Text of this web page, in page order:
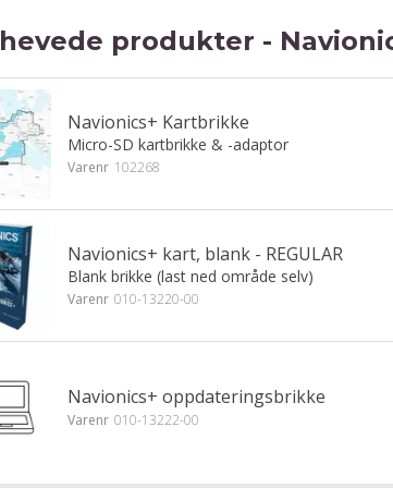
produkter -
Navionics+ Kartbrikke
Micro-SD kartbrikke & -adaptor
Varenr 102268
Navionics+ kart, blank - REGULAR
Blank brikke (last ned område selv)
Varenr 010-13220-00
Navionics+ oppdateringsbrikke
Varenr 010-13222-00